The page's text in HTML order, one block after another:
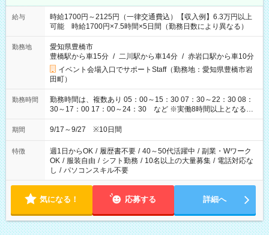
給与
時給1700円～2125円（一律交通費込）【収入例】6.3万円以上
可能 時給1700円×7.5時間×5日間（勤務日数により異なる）
勤務地
愛知県豊橋市
豊橋駅から車15分 / 二川駅から車14分 / 赤岩口駅から車10分
イベント会場入口でサポートStaff（勤務地：愛知県豊橋市岩
田町）
勤務時間
勤務時間は、複数あり 05：00～15：30 07：30～22：30 08：
30～17：00 17：00～24：30 など ※実働8時間以上となる勤
務もあります。 【休憩】60分+他休憩あり 交替で取得します。
安全面に配慮しこまめな休憩があります。
期間 9/17～9/27 ※10日間
特徴 週1日からOK / 履歴書不要 / 40～50代活躍中 / 副業・Wワーク
OK / 服装自由 / シフト勤務 / 10名以上の大量募集 / 電話対応な
し / パソコンスキル不要
気になる！ 応募する 詳細へ